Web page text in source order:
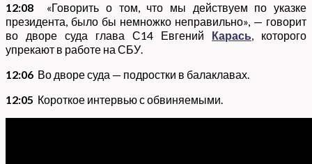
12:08 «Говорить о том, что мы действуем по указке
президента, было бы немножко неправильно», — говорит
во дворе суда глава С14 Евгений Карась, которого
упрекают в работе на СБУ.
12:06 Во дворе суда — подростки в балаклавах.
12:05 Короткое интервью с обвиняемыми.